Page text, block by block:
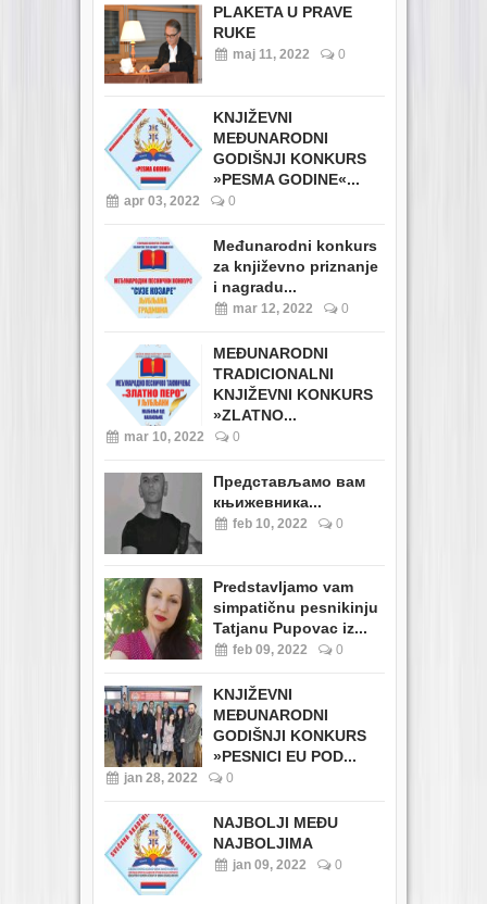
PLAKETA U PRAVE
RUKE
maj 11, 2022 0
KNJIŽEVNI
MEĐUNARODNI
GODIŠNJI KONKURS
»PESMA GODINE«...
apr 03, 2022 0
Međunarodni konkurs
za književno priznanje
i nagradu...
mar 12, 2022 0
MEĐUNARODNI
TRADICIONALNI
KNJIŽEVNI KONKURS
»ZLATNO...
mar 10, 2022 0
Представљамо вам
књижевника...
feb 10, 2022 0
Predstavljamo vam
simpatičnu pesnikinju
Tatjanu Pupovac iz...
feb 09, 2022 0
KNJIŽEVNI
MEĐUNARODNI
GODIŠNJI KONKURS
»PESNICI EU POD...
jan 28, 2022 0
NAJBOLJI MEĐU
NAJBOLJIMA
jan 09, 2022 0